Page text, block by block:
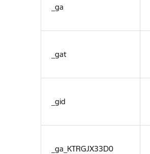
_ga
_gat
_gid
_ga_KTRGJX33D0